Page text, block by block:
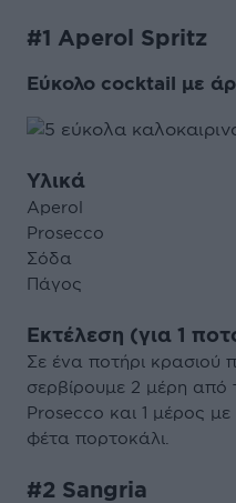
#1 Aperol Spritz
Εύκολο cocktail με
Υλικά
Aperol
Prosecco
Σόδα
Πάγος
Εκτέλεση (για 1
Σε ένα ποτήρι κρασιού
σερβίρουμε 2 μέρη
Prosecco και 1 μέρος
φέτα πορτοκάλι.
#2 Sangria